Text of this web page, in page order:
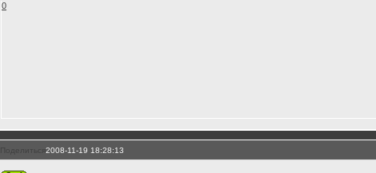
0
Поделиться2008-11-19 18:28:13